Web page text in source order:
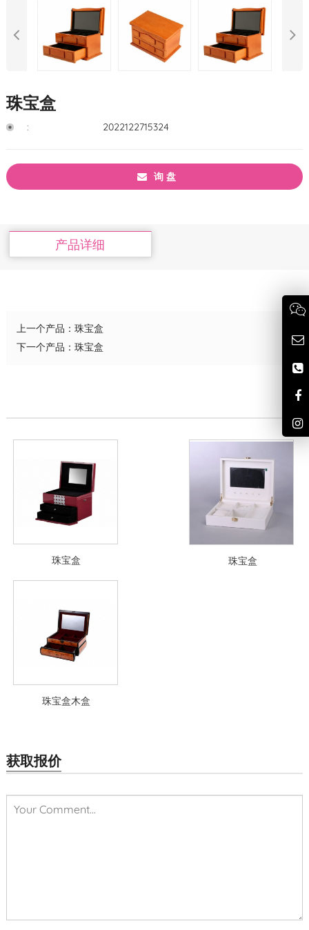
珠宝盒
: 2022122715324
询 盘
产品详细
上一个产品： 珠宝盒
下一个产品： 珠宝盒
珠宝盒 珠宝盒
珠宝盒木盒
获取报价